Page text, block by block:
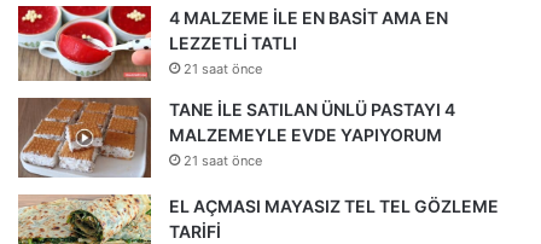
4 MALZEME İLE EN BASİT AMA EN
LEZZETLİ TATLI
21 saat önce
TANE İLE SATILAN ÜNLÜ PASTAYI 4
MALZEMEYLE EVDE YAPIYORUM
21 saat önce
EL AÇMASI MAYASIZ TEL TEL GÖZLEME
TARİFİ